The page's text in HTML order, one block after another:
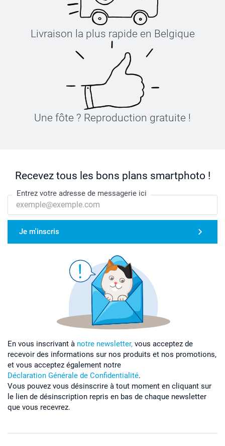
Livraison la plus rapide en Belgique
Une fôte ? Reproduction gratuite !
Recevez tous les bons plans smartphoto !
Entrez votre adresse de messagerie ici
Je m'inscris
En vous inscrivant à notre newsletter, vous acceptez de
recevoir des informations sur nos produits et nos promotions,
et vous acceptez également notre
Déclaration Générale de Confidentialité.
Vous pouvez vous désinscrire à tout moment en cliquant sur
le lien de désinscription repris en bas de chaque newsletter
que vous recevrez.